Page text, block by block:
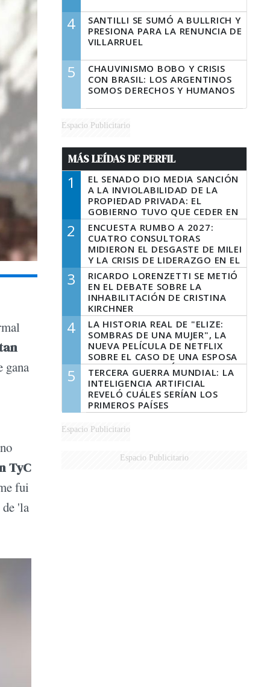
gana
TyC
fui
'la
4
SANTILLI SE SUMÓ A BULLRICH Y
PRESIONA PARA LA RENUNCIA DE
VILLARRUEL
5
CHAUVINISMO BOBO Y CRISIS
CON BRASIL: LOS ARGENTINOS
SOMOS DERECHOS Y HUMANOS
Espacio Publicitario
MÁS LEÍDAS DE PERFIL
1
EL SENADO DIO MEDIA SANCIÓN
A LA INVIOLABILIDAD DE LA
PROPIEDAD PRIVADA: EL
GOBIERNO TUVO QUE CEDER EN
LA LEY DEL MANEJO DEL FUEGO
2
ENCUESTA RUMBO A 2027:
CUATRO CONSULTORAS
MIDIERON EL DESGASTE DE MILEI
Y LA CRISIS DE LIDERAZGO EN EL
PERONISMO
3
RICARDO LORENZETTI SE METIÓ
EN EL DEBATE SOBRE LA
INHABILITACIÓN DE CRISTINA
KIRCHNER
4
LA HISTORIA REAL DE "ELIZE:
SOMBRAS DE UNA MUJER", LA
NUEVA PELÍCULA DE NETFLIX
SOBRE EL CASO DE UNA ESPOSA
QUE DESCUARTIZÓ A SU
MARIDO
5
TERCERA GUERRA MUNDIAL: LA
INTELIGENCIA ARTIFICIAL
REVELÓ CUÁLES SERÍAN LOS
PRIMEROS PAÍSES
LATINOAMERICANOS EN SER
DERROTADOS
Espacio Publicitario
Espacio Publicitario